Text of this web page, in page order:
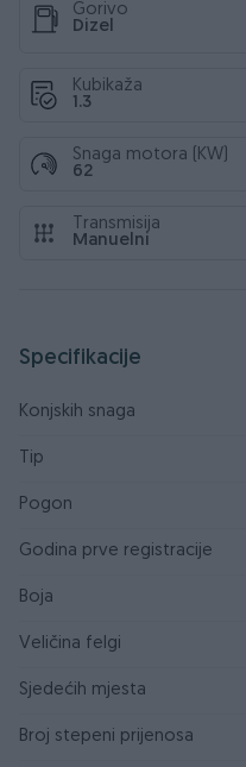
Gorivo
Dizel
Kubikaža
1.3
Snaga motora (KW)
62
Transmisija
Manuelni
Specifikacije
Konjskih snaga
Tip
Pogon
Godina prve registracije
Boja
Veličina felgi
Sjedećih mjesta
Broj stepeni prijenosa